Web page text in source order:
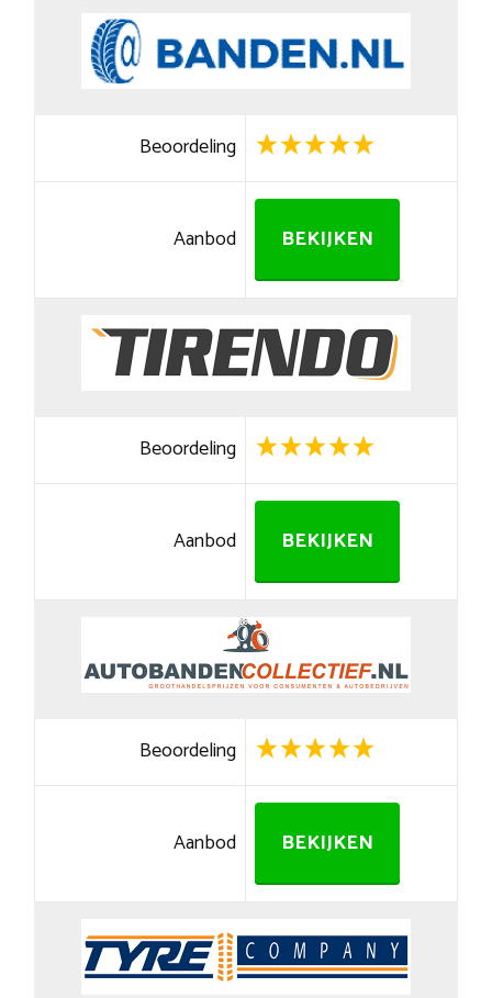
Beoordeling
Aanbod BEKIJKEN
Beoordeling
Aanbod BEKIJKEN
Beoordeling
Aanbod BEKIJKEN